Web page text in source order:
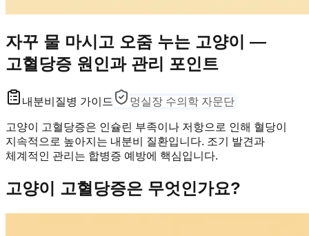
자꾸 물 마시고 오줌 누는 고양이 —
고혈당증 원인과 관리 포인트
내분비 질병 가이드 멍실장 수의학 자문단
고양이 고혈당증은 인슐린 부족이나 저항으로 인해 혈당이
지속적으로 높아지는 내분비 질환입니다. 조기 발견과
체계적인 관리는 합병증 예방에 핵심입니다.
고양이 고혈당증은 무엇인가요?